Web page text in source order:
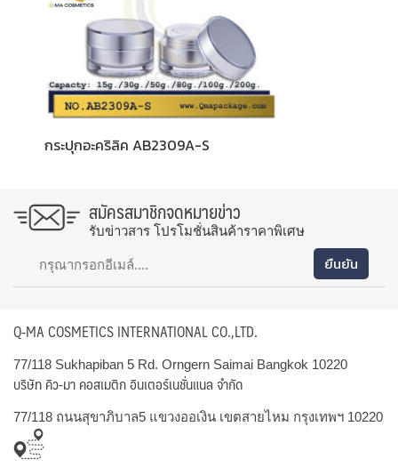
กระปุกอะคริลิค AB2309A-S
สมัครสมาชิกจดหมายข่าว
รับข่าวสาร โปรโมชั่นสินค้าราคาพิเศษ
Q-MA COSMETICS INTERNATIONAL CO.,LTD.
77/118 Sukhapiban 5 Rd. Orngern Saimai Bangkok 10220
บริษัท คิว-มา คอสเมติก อินเตอร์เนชั่นแนล จำกัด
77/118 ถนนสุขาภิบาล5 แขวงออเงิน เขตสายไหม กรุงเทพฯ 10220